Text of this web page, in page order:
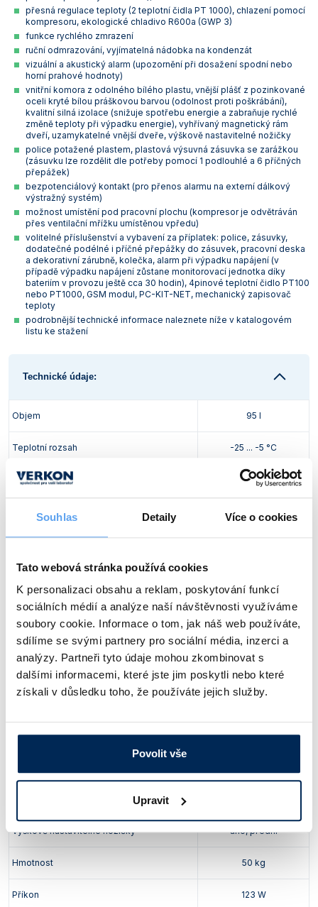
Souhlas Detaily Více o cookies
Tato webová stránka používá cookies
K personalizaci obsahu a reklam, poskytování funkcí
sociálních médií a analýze naší návštěvnosti využíváme
soubory cookie. Informace o tom, jak náš web používáte,
sdílíme se svými partnery pro sociální média, inzerci a
analýzy. Partneři tyto údaje mohou zkombinovat s
dalšími informacemi, které jste jim poskytli nebo které
získali v důsledku toho, že používáte jejich služby.
Povolit vše
Upravit
přesná regulace teploty (2 teplotní čidla PT 1000), chlazení pomocí
kompresoru, ekologické chladivo R600a (GWP 3)
funkce rychlého zmrazení
ruční odmrazování, vyjímatelná nádobka na kondenzát
vizuální a akustický alarm (upozornění při dosažení spodní nebo
horní prahové hodnoty)
vnitřní komora z odolného bílého plastu, vnější plášť z pozinkované
oceli kryté bílou práškovou barvou (odolnost proti poškrábání),
kvalitní silná izolace (snižuje spotřebu energie a zabraňuje rychlé
změně teploty při výpadku energie), vyhřívaný magnetický rám
dveří, uzamykatelné vnější dveře, výškově nastavitelné nožičky
police potažené plastem, plastová výsuvná zásuvka se zarážkou
(zásuvku lze rozdělit dle potřeby pomocí 1 podlouhlé a 6 příčných
přepážek)
bezpotenciálový kontakt (pro přenos alarmu na externí dálkový
výstražný systém)
možnost umístění pod pracovní plochu (kompresor je odvětráván
přes ventilační mřížku umístěnou vpředu)
volitelné příslušenství a vybavení za příplatek: police, zásuvky,
dodatečné podélné i příčné přepážky do zásuvek, pracovní deska
a dekorativní zárubně, kolečka, alarm při výpadku napájení (v
případě výpadku napájení zůstane monitorovací jednotka díky
bateriím v provozu ještě cca 30 hodin), 4pinové teplotní čidlo PT100
nebo PT1000, GSM modul, PC-KIT-NET, mechanický zapisovač
teploty
podrobnější technické informace naleznete níže v katalogovém
listu ke stažení
Technické údaje:
Objem 95 l
Teplotní rozsah -25 ... -5 °C
Chladivo R600a (GWP 3)
Vnitřní komora plastová
Rozměry (š x h):
Max. zatížení: 25 kg
Zásuvka
Počet: 1
Rozměry (š x h x v): 408 x 320 x 56 mm
Celkové (š x h x v): 440 x 420 x 470 mm
Výškově nastavitelné nožičky ano, přední
Hmotnost 50 kg
Příkon 123 W
Vlastnosti skla a porcelánu
Zkumavky
Zátky a uzávěry
Zkumavky a stojany
Vlastnosti plastů
Teploměry, vlhkoměry a další přístroje pro
měření prostředí (klimatu)
Titrátory
Turbidimetry (měření zákalu)
Váhy
Vlhkostní analyzátory - váhy sušicí
Viskozimetry